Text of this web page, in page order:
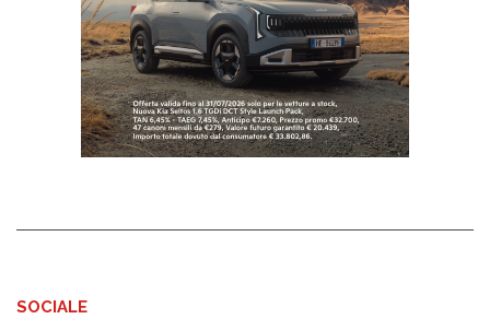
SOCIALE